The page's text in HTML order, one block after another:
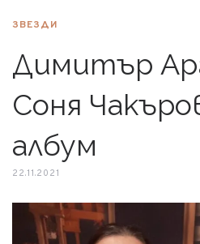
ЗВЕЗДИ
Димитър
Соня
албум
22.11.2021